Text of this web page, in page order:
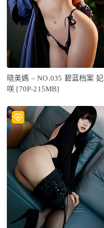
晓美媽 – NO.035 碧蓝档案 妃
咲 [70P-215MB]